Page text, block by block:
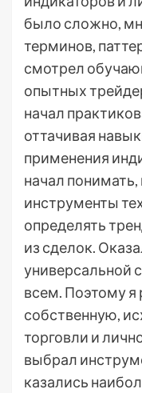
было сложно,
терминов,
смотрел
опытных
начал
оттачивая
применения
начал
инструменты
определять
из сделок.
универсальной
всем. Поэтому
собственную,
торговли и
выбрал
казались